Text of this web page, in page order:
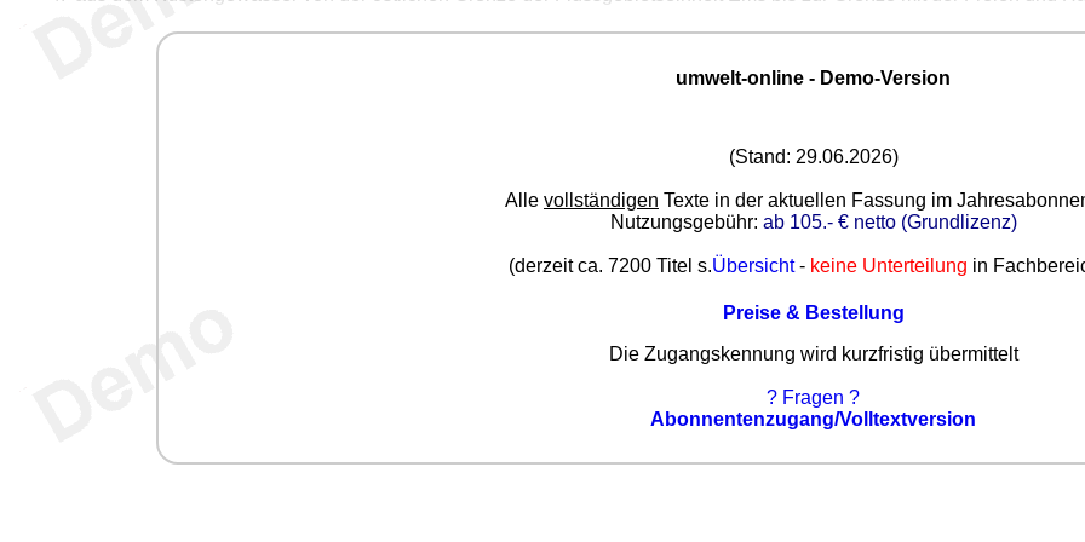
umwelt-online - Demo-Version
(Stand: 29.06.2026)
Alle vollständigen Texte in der aktuellen Fassung im
Nutzungsgebühr: ab 105.- € netto (Grundlizenz)
(derzeit ca. 7200 Titel s.Übersicht- keine Unterteilung in
Preise & Bestellung
Die Zugangskennung wird kurzfristig übermittelt
? Fragen ?
Abonnentenzugang/Volltextversion